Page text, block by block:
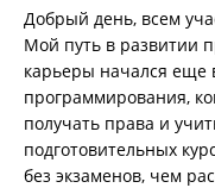
Добрый день, всем
Мой путь в развитии
карьеры начался еще
программирования,
получать права и
подготовительных
без экзаменов, чем